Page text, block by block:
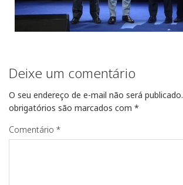
Deixe um comentário
O seu endereço de e-mail não será publicado.
obrigatórios são marcados com *
Comentário *